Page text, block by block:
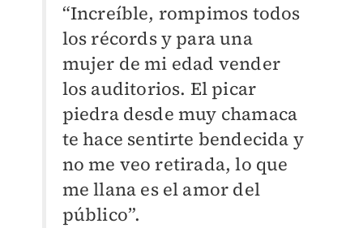
“Increíble, rompimos todos
los récords y para una
mujer de mi edad vender
los auditorios. El picar
piedra desde muy chamaca
te hace sentirte bendecida y
no me veo retirada, lo que
me llana es el amor del
público”.